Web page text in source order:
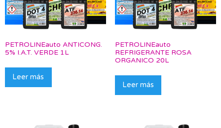
PETROLINEauto ANTICONG.
5% I.A.T. VERDE 1L
Leer más
PETROLINEauto
REFRIGERANTE ROSA
ORGANICO 20L
Leer más